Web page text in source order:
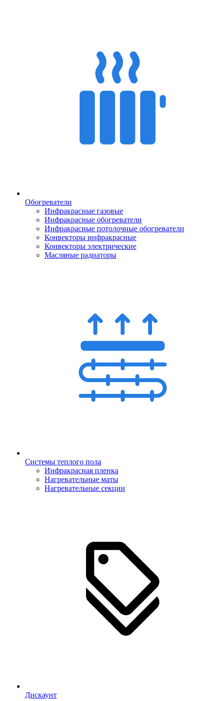
Обогреватели
Инфракрасные газовые
Инфракрасные обогреватели
Инфракрасные потолочные обогреватели
Конвекторы инфракрасные
Конвекторы электрические
Масляные радиаторы
Системы теплого пола
Инфракрасная пленка
Нагревательные маты
Нагревательные секции
Дискаунт